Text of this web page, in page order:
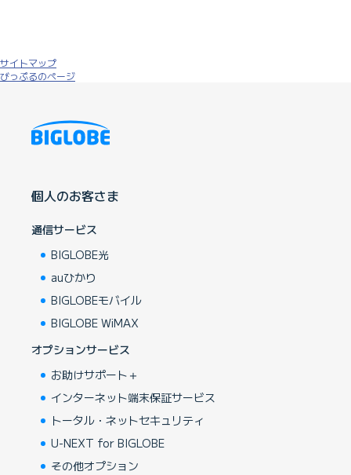
サイトマップ
びっぷるのページ
個人のお客さま
通信サービス
BIGLOBE光
auひかり
BIGLOBEモバイル
BIGLOBE WiMAX
オプションサービス
お助けサポート＋
インターネット端末保証サービス
トータル・ネットセキュリティ
U-NEXT for BIGLOBE
その他オプション